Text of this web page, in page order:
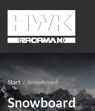
Start / Snowboard
Snowboard